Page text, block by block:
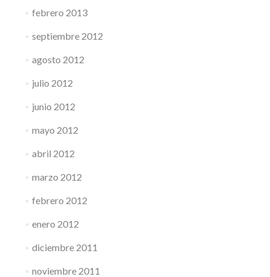
febrero 2013
septiembre 2012
agosto 2012
julio 2012
junio 2012
mayo 2012
abril 2012
marzo 2012
febrero 2012
enero 2012
diciembre 2011
noviembre 2011